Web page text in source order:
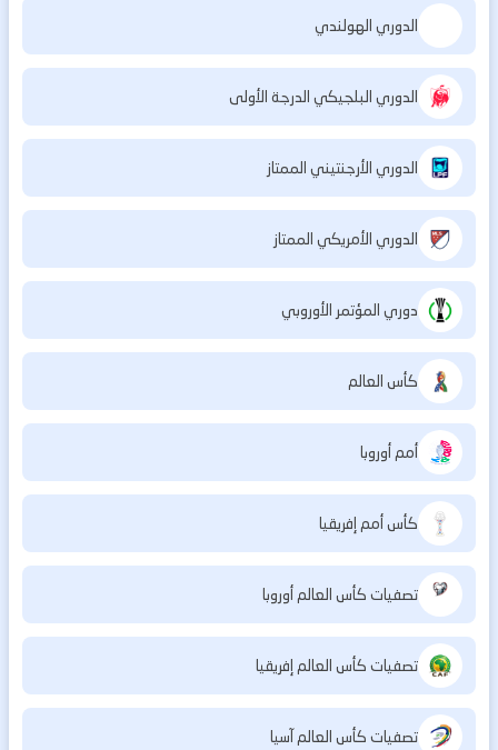
الدوري الهولندي
الدوري البلجيكي الدرجة الأولى
الدوري الأرجنتيني الممتاز
الدوري الأمريكي الممتاز
دوري المؤتمر الأوروبي
كأس العالم
أمم أوروبا
كأس أمم إفريقيا
تصفيات كأس العالم أوروبا
تصفيات كأس العالم إفريقيا
تصفيات كأس العالم آسيا